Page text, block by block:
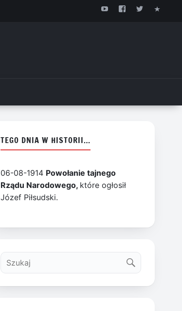
TEGO DNIA W HISTORII…
06-08-1914 Powołanie tajnego
Rządu Narodowego, które ogłosił
Józef Piłsudski.